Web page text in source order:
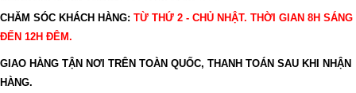
CHĂM SÓC KHÁCH HÀNG: TỪ THỨ 2 - CHỦ NHẬT. THỜI GIAN 8H SÁNG
ĐẾN 12H ĐÊM.
GIAO HÀNG TẬN NƠI TRÊN TOÀN QUỐC, THANH TOÁN SAU KHI NHẬN
HÀNG.